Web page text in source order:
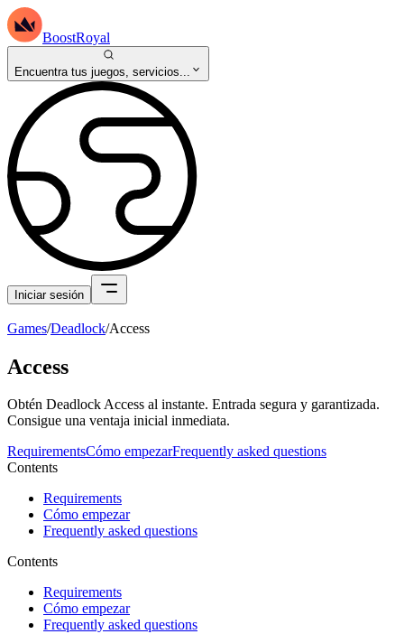
BoostRoyal
Encuentra tus juegos, servicios...
Iniciar sesión
Games/Deadlock/Access
Access
Obtén Deadlock Access al instante. Entrada segura y garantizada.
Consigue una ventaja inicial inmediata.
RequirementsCómo empezarFrequently asked questions
Contents
Requirements
Cómo empezar
Frequently asked questions
Contents
Requirements
Cómo empezar
Frequently asked questions